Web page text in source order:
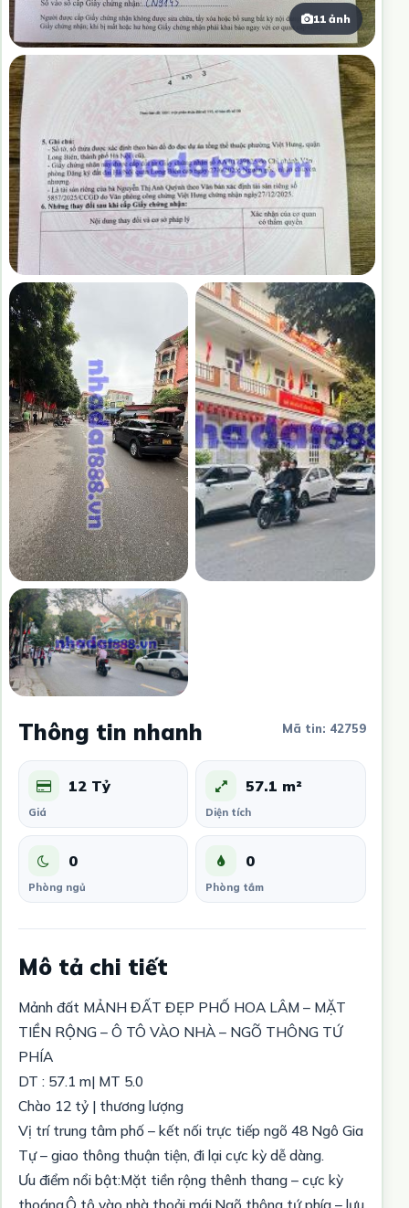
11 ảnh
Thông tin nhanh Mã tin: 42759
12 Tỷ
Giá
57.1 m²
Diện tích
0
Phòng ngủ
0
Phòng tắm
Mô tả chi tiết
Mảnh đất MẢNH ĐẤT ĐẸP PHỐ HOA LÂM – MẶT
TIỀN RỘNG – Ô TÔ VÀO NHÀ – NGÕ THÔNG TỨ
PHÍA
DT : 57.1 m| MT 5.0
Chào 12 tỷ | thương lượng
Vị trí trung tâm phố – kết nối trực tiếp ngõ 48 Ngô Gia
Tự – giao thông thuận tiện, đi lại cực kỳ dễ dàng.
Ưu điểm nổi bật:Mặt tiền rộng thênh thang – cực kỳ